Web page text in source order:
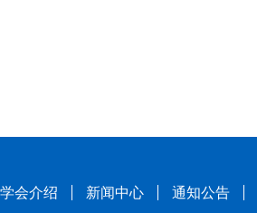
学会介绍 新闻中心 通知公告